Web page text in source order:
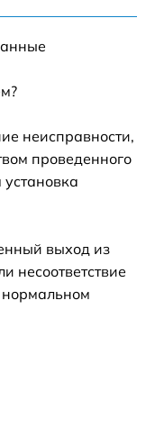
неисправности,
проведенного
выход из
несоответствие